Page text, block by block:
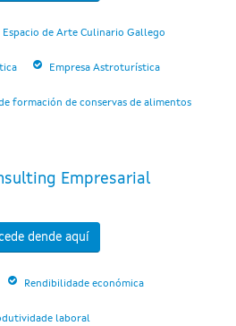
Espacio de Arte Culinario Gallego
Empresa Astroturística
de formación de conservas de alimentos
Empresarial
dende aquí
Rendibilidade económica
laboral